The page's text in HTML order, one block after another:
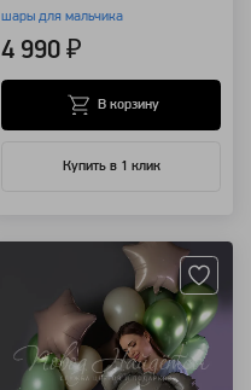
шары для мальчика
4 990 ₽
Купить в 1 клик
В корзину